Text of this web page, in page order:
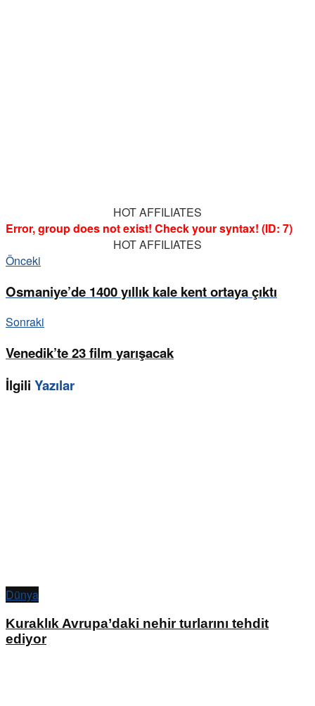
HOT AFFILIATES
Error, group does not exist! Check your syntax! (ID: 7)
HOT AFFILIATES
Önceki
Osmaniye’de 1400 yıllık kale kent ortaya çıktı
Sonraki
Venedik’te 23 film yarışacak
İlgili Yazılar
Dünya
Kuraklık Avrupa’daki nehir turlarını tehdit
ediyor